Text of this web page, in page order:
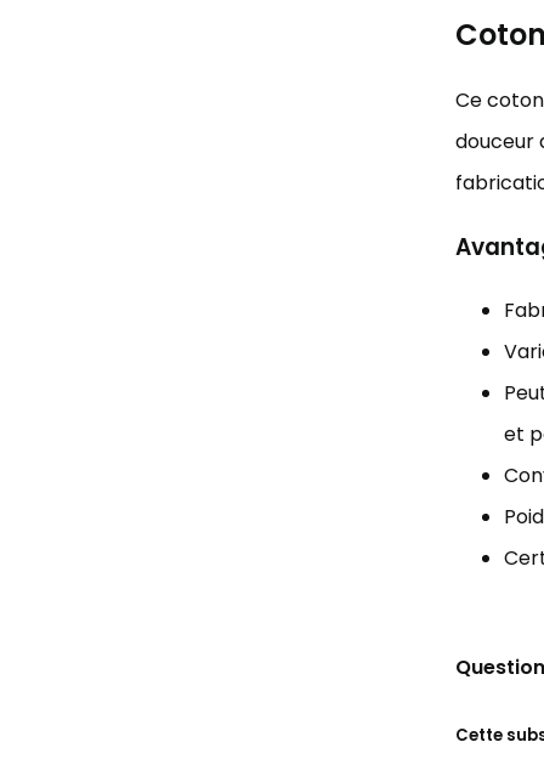
Ce
douceur
et
Cette